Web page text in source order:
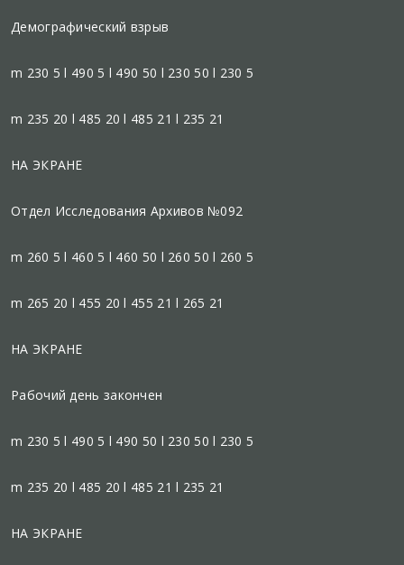
Демографический взрыв
m 230 5 l 490 5 l 490 50 l 230 50 l 230 5
m 235 20 l 485 20 l 485 21 l 235 21
НА ЭКРАНЕ
Отдел Исследования Архивов №092
m 260 5 l 460 5 l 460 50 l 260 50 l 260 5
m 265 20 l 455 20 l 455 21 l 265 21
НА ЭКРАНЕ
Рабочий день закончен
m 230 5 l 490 5 l 490 50 l 230 50 l 230 5
m 235 20 l 485 20 l 485 21 l 235 21
НА ЭКРАНЕ